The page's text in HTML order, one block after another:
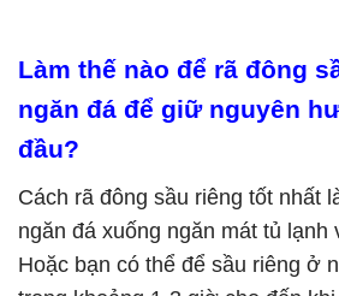
Làm thế nào để rã đông
ngăn đá để giữ nguyên
đầu?
Cách rã đông sầu riêng tốt nhất
ngăn đá xuống ngăn mát tủ lạnh
Hoặc bạn có thể để sầu riêng ở